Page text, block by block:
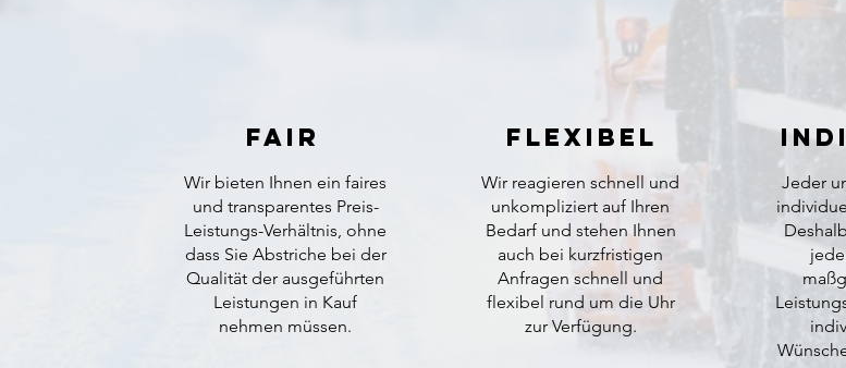
Fair
Wir bieten Ihnen ein faires
und transparentes Preis-
Leistungs-Verhältnis, ohne
dass Sie Abstriche bei der
Qualität der ausgeführten
Leistungen in Kauf
nehmen müssen.
Flexibel
Wir reagieren schnell und
unkompliziert auf Ihren
Bedarf und stehen Ihnen
auch bei kurzfristigen
Anfragen schnell und
flexibel rund um die Uhr
zur Verfügung.
Jeder